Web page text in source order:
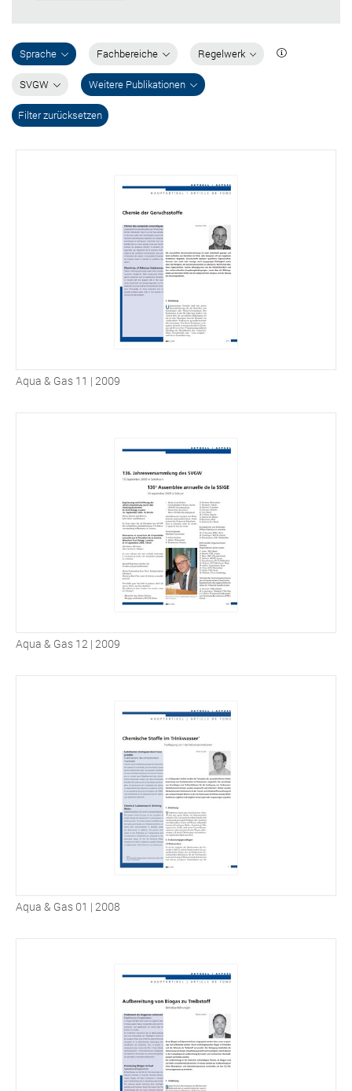
Sprache Fachbereiche Regelwerk
SVGW Weitere Publikationen
Filter zurücksetzen
Aqua & Gas 11 | 2009
Aqua & Gas 12 | 2009
Aqua & Gas 01 | 2008